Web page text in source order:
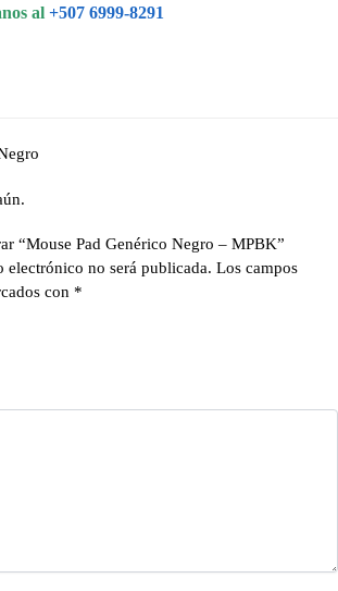
al +507 6999-8291
“Mouse Pad Genérico Negro – MPBK”
electrónico no será publicada. Los campos
con *